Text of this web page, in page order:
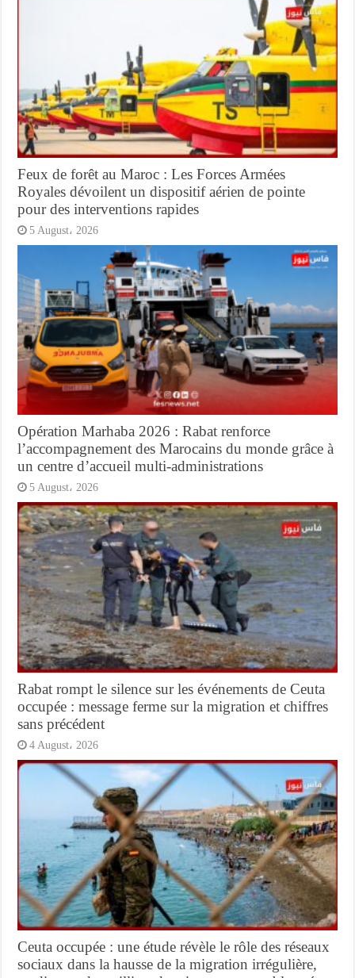
Feux de forêt au Maroc : Les Forces Armées
Royales dévoilent un dispositif aérien de pointe
pour des interventions rapides
5 August، 2026
Opération Marhaba 2026 : Rabat renforce
l’accompagnement des Marocains du monde grâce à
un centre d’accueil multi-administrations
5 August، 2026
Rabat rompt le silence sur les événements de Ceuta
occupée : message ferme sur la migration et chiffres
sans précédent
4 August، 2026
Ceuta occupée : une étude révèle le rôle des réseaux
sociaux dans la hausse de la migration irrégulière,